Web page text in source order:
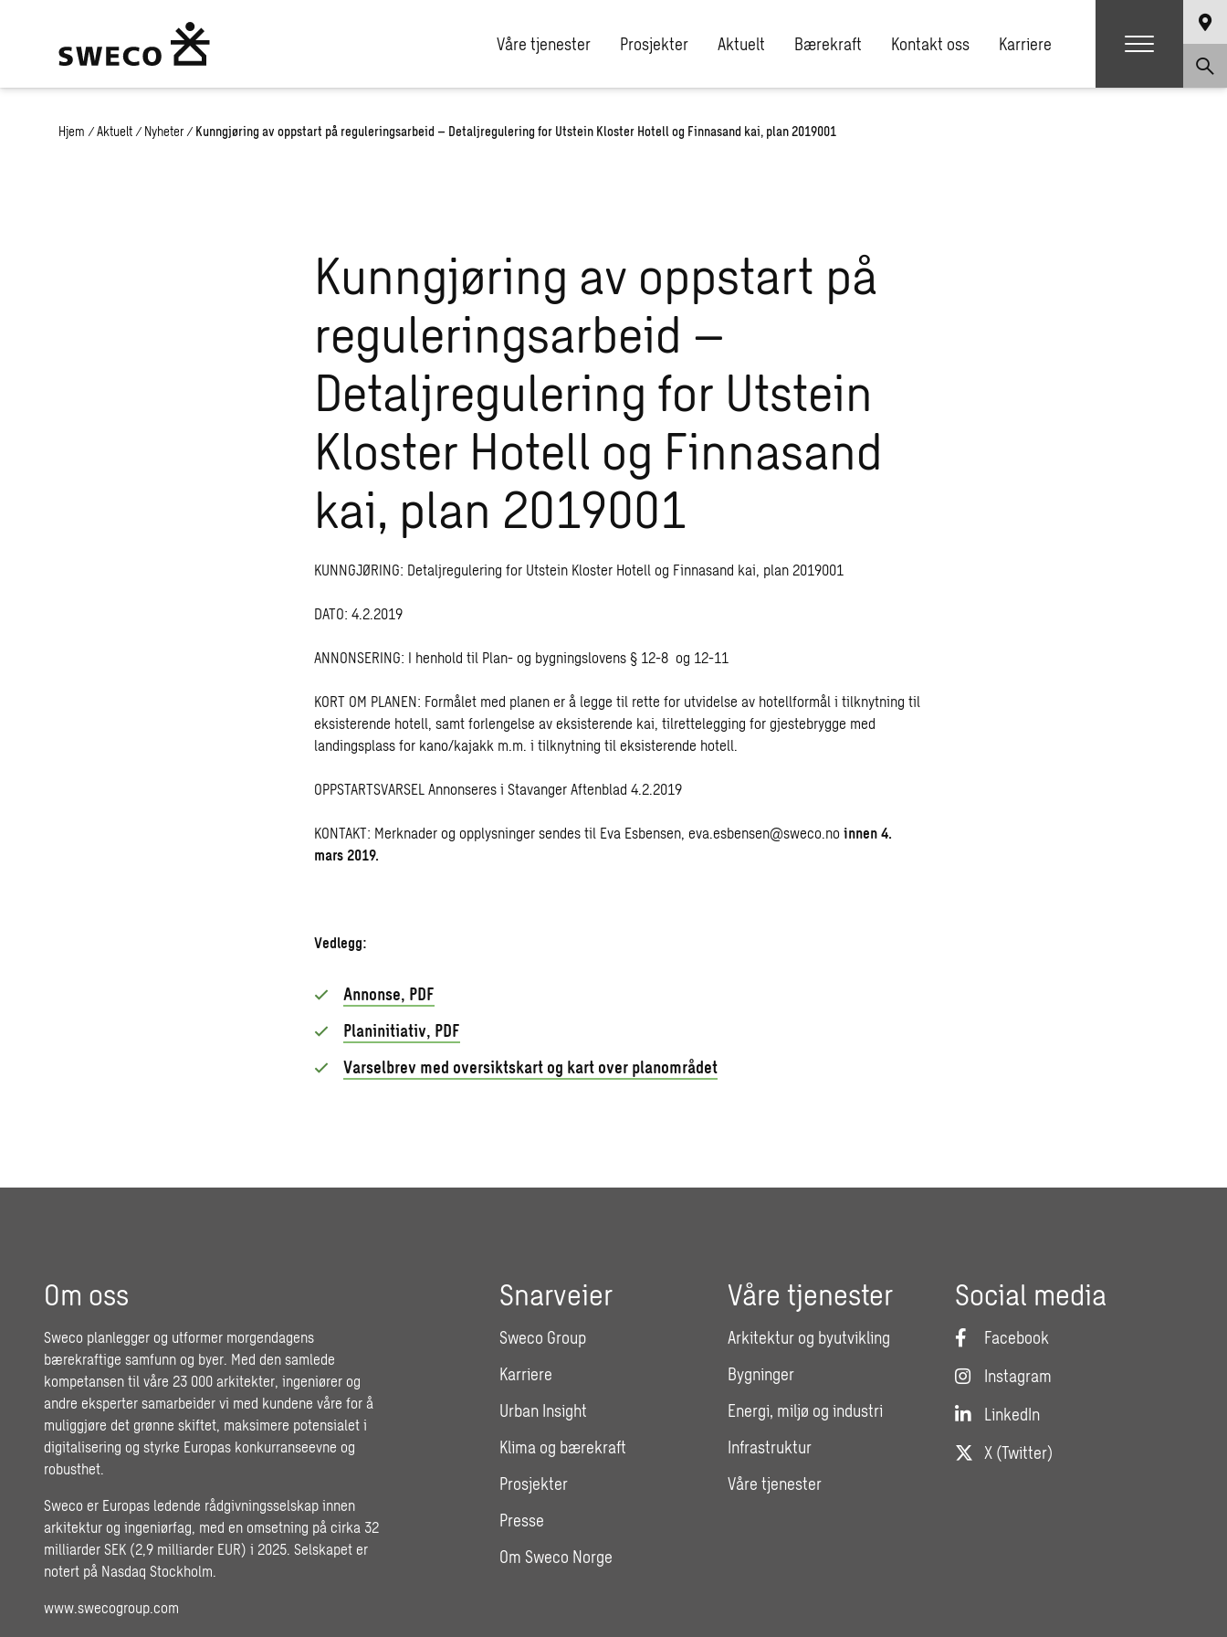
Våre tjenester Prosjekter Aktuelt Bærekraft Kontakt oss Karriere
Hjem / Aktuelt / Nyheter / Kunngjøring av oppstart på reguleringsarbeid – Detaljregulering for Utstein Kloster Hotell og Finnasand kai, plan 2019001
Kunngjøring av oppstart på
reguleringsarbeid –
Detaljregulering for Utstein
Kloster Hotell og Finnasand
kai, plan 2019001
KUNNGJØRING: Detaljregulering for Utstein Kloster Hotell og Finnasand kai, plan 2019001
DATO: 4.2.2019
ANNONSERING: I henhold til Plan- og bygningslovens § 12-8 og 12-11
KORT OM PLANEN: Formålet med planen er å legge til rette for utvidelse av hotellformål i tilknytning til
eksisterende hotell, samt forlengelse av eksisterende kai, tilrettelegging for gjestebrygge med
landingsplass for kano/kajakk m.m. i tilknytning til eksisterende hotell.
OPPSTARTSVARSEL Annonseres i Stavanger Aftenblad 4.2.2019
KONTAKT: Merknader og opplysninger sendes til Eva Esbensen, eva.esbensen@sweco.no innen 4.
mars 2019.
Vedlegg:
Annonse, PDF
Planinitiativ, PDF
Varselbrev med oversiktskart og kart over planområdet
Om oss
Sweco planlegger og utformer morgendagens
bærekraftige samfunn og byer. Med den samlede
kompetansen til våre 23 000 arkitekter, ingeniører og
andre eksperter samarbeider vi med kundene våre for å
muliggjøre det grønne skiftet, maksimere potensialet i
digitalisering og styrke Europas konkurranseevne og
robusthet.
Sweco er Europas ledende rådgivningsselskap innen
arkitektur og ingeniørfag, med en omsetning på cirka 32
milliarder SEK (2,9 milliarder EUR) i 2025. Selskapet er
notert på Nasdaq Stockholm.
www.swecogroup.com
Snarveier
Sweco Group
Karriere
Urban Insight
Klima og bærekraft
Prosjekter
Presse
Om Sweco Norge
Våre tjenester
Arkitektur og byutvikling
Bygninger
Energi, miljø og industri
Infrastruktur
Våre tjenester
Social media
Facebook
Instagram
LinkedIn
X (Twitter)